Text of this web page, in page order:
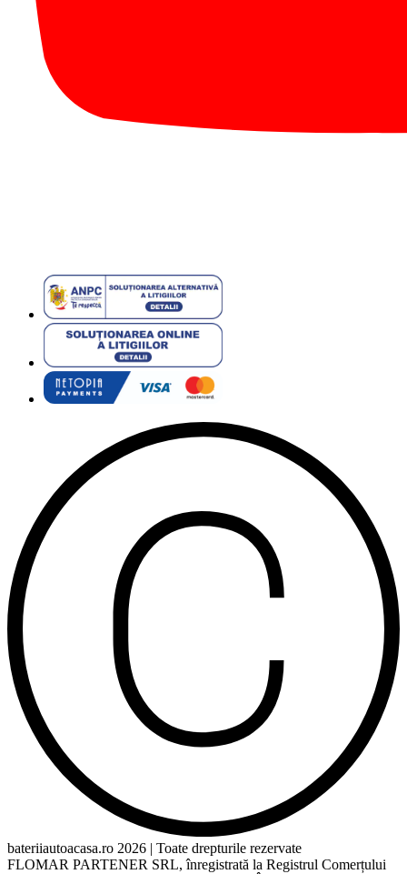
bateriiautoacasa.ro 2026 | Toate drepturile rezervate
FLOMAR PARTENER SRL, înregistrată la Registrul Comerțului